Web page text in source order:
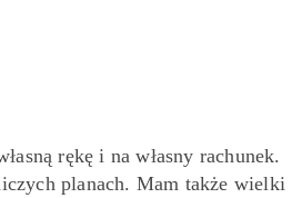
rękę i na własny rachunek.
planach. Mam także wielki